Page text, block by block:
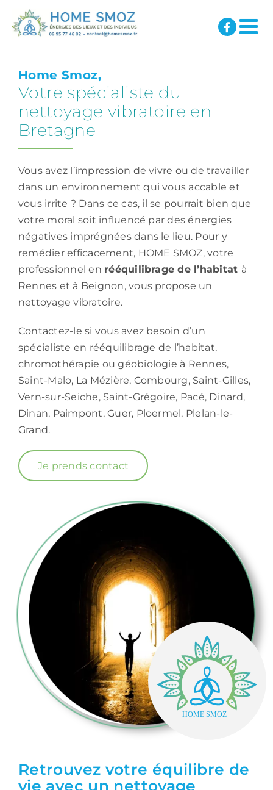
Passer
contenu
Home Smoz,
Votre spécialiste du
nettoyage vibratoire en
Bretagne
Vous avez l’impression de vivre ou de travailler
dans un environnement qui vous accable et
vous irrite ? Dans ce cas, il se pourrait bien que
votre moral soit influencé par des énergies
négatives imprégnées dans le lieu. Pour y
remédier efficacement, HOME SMOZ, votre
professionnel en rééquilibrage de l’habitat à
Rennes et à Beignon, vous propose un
nettoyage vibratoire.
Contactez-le si vous avez besoin d’un
spécialiste en rééquilibrage de l’habitat,
chromothérapie ou géobiologie à Rennes,
Saint-Malo, La Mézière, Combourg, Saint-Gilles,
Vern-sur-Seiche, Saint-Grégoire, Pacé, Dinard,
Dinan, Paimpont, Guer, Ploermel, Plelan-le-
Grand.
Je prends contact
Retrouvez votre équilibre de
vie avec un nettoyage